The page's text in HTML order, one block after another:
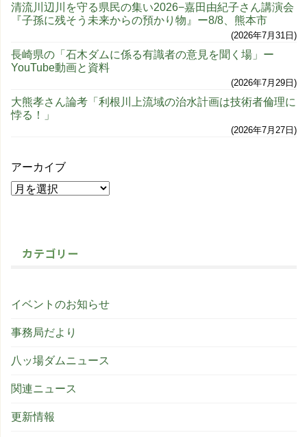
清流川辺川を守る県民の集い2026−嘉田由紀子さん講演会
『子孫に残そう未来からの預かり物』ー8/8、熊本市
2026年7月31日
長崎県の「石木ダムに係る有識者の意見を聞く場」ー
YouTube動画と資料
2026年7月29日
大熊孝さん論考「利根川上流域の治水計画は技術者倫理に
悖る！」
2026年7月27日
アーカイブ
カテゴリー
イベントのお知らせ
事務局だより
八ッ場ダムニュース
関連ニュース
更新情報